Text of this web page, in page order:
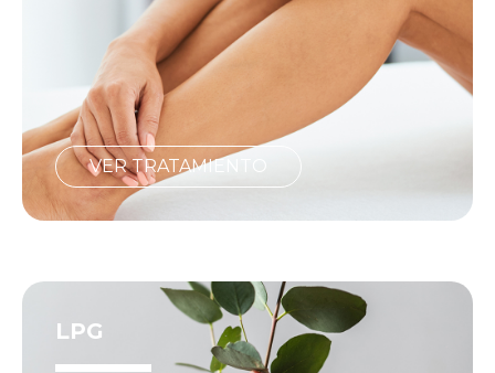
VER TRATAMIENTO
LPG